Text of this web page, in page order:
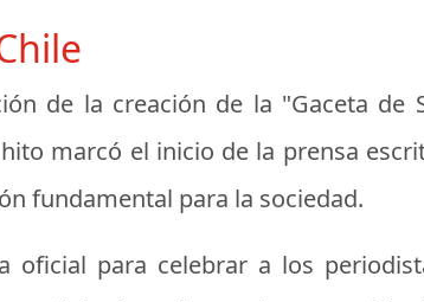
de la creación de la "Gaceta de
marcó el inicio de la prensa
fundamental para la sociedad.
oficial para celebrar a los